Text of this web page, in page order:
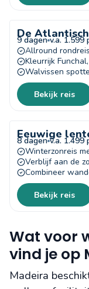
De
9 dagen v.a. 1.599
Allround
Kleurrijk
Walvissen
Bekijk reis
Eeuwige
8 dagen v.a. 1.499
Winterzonreis
Verblijf aan de
Combineer
Bekijk reis
Wat voor
vind je op
Madeira